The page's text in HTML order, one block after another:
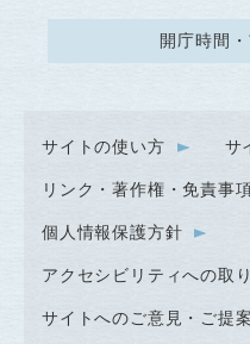
開庁時間
サイトの使い方 サ
リンク・著作権・免責事
個人情報保護方針
アクセシビリティへの取
サイトへのご意見・ご提案